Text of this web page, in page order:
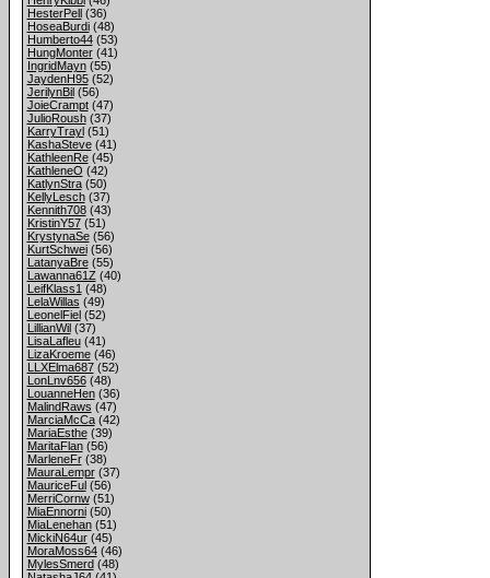
HesterPell(36)
HoseaBurdi(48)
Humberto44(53)
HungMonter(41)
IngridMayn(55)
JaydenH95(52)
JerilynBil(56)
JoieCrampt(47)
JulioRoush(37)
KarryTrayl(51)
KashaSteve(41)
KathleenRe(45)
KathleneO (42)
KatlynStra(50)
KellyLesch(37)
Kennith708(43)
KristinY57(51)
KrystynaSe(56)
KurtSchwei(56)
LatanyaBre(55)
Lawanna61Z (40)
LeifKlass1 (48)
LelaWillas (49)
LeonelFiel(52)
LillianWil(37)
LisaLafleu(41)
LizaKroeme(46)
LLXElma687(52)
LonLnv656(48)
LouanneHen(36)
MalindRaws (47)
MarciaMcCa(42)
MariaEsthe(39)
MaritaFlan(56)
MarleneFr(38)
MauraLempr(37)
MauriceFul(56)
MerriCornw(51)
MiaEnnorni(50)
MiaLenehan(51)
MickiN64ur(45)
MoraMoss64(46)
MylesSmerd(48)